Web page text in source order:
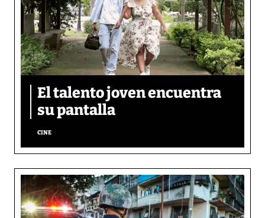
El talento joven encuentra
su pantalla​
CINE